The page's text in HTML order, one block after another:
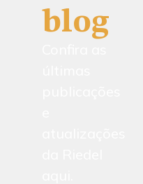
blog